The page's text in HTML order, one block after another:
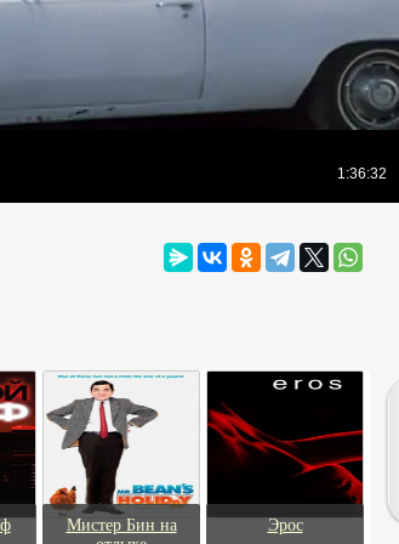
Мистер Бин на
Эрос